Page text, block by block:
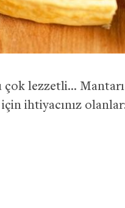
lezzetli… Mantarı
ihtiyacınız